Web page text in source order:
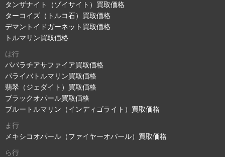
タンザナイト（ゾイサイト）買取価格
ターコイズ（トルコ石）買取価格
デマントイドガーネット買取価格
トルマリン買取価格
は行
パパラチアサファイア買取価格
パライバトルマリン買取価格
翡翠（ジェダイト）買取価格
ブラックオパール買取価格
ブルートルマリン（インディゴライト）買取価格
ま行
メキシコオパール（ファイヤーオパール）買取価格
ら行